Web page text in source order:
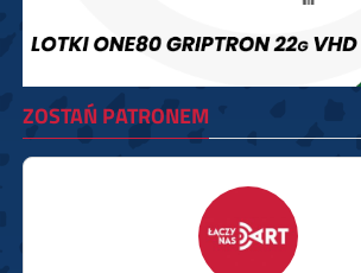
ZOSTAŃ PATRONEM